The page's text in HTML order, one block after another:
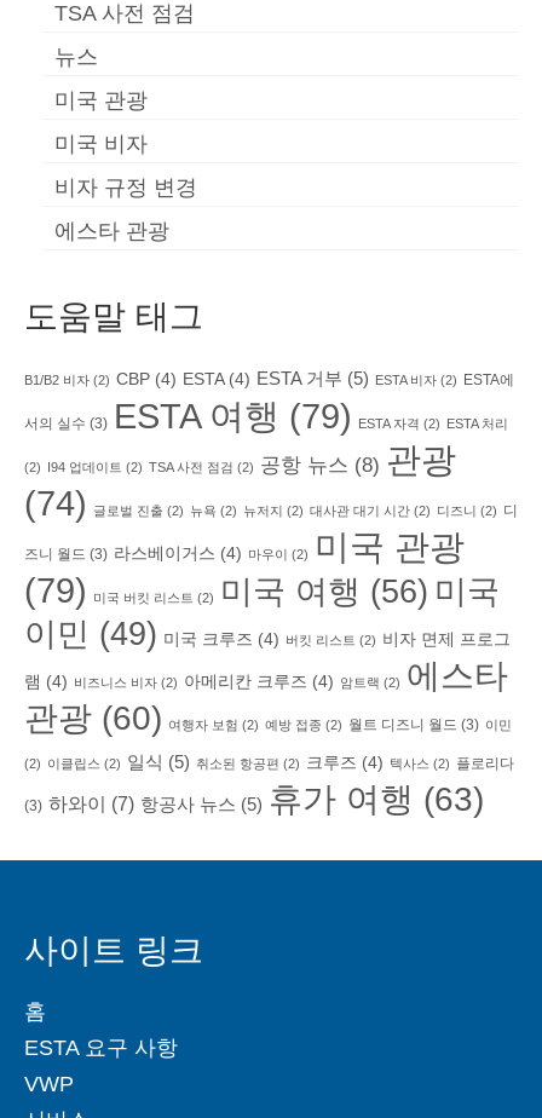
TSA 사전 점검
뉴스
미국 관광
미국 비자
비자 규정 변경
에스타 관광
도움말 태그
B1/B2 비자 (2) CBP (4) ESTA(4) ESTA 거부 (5) ESTA 비자 (2) ESTA에
서의 실수 (3) ESTA 여행 (79) ESTA 자격 (2) ESTA 처리
(2) I94 업데이트 (2) TSA 사전 점검 (2) 공항 뉴스 (8) 관광
(74)
글로벌 진출 (2) 뉴욕 (2) 뉴저지 (2) 대사관 대기 시간 (2) 디즈니 (2) 디
즈니 월드 (3) 라스베이거스 (4) 마우이 (2)
미국 관광
(79)
미국 버킷 리스트 (2) 미국 여행 (56) 미국
이민 (49) 미국 크루즈 (4) 버킷 리스트 (2) 비자 면제 프로그
램 (4) 비즈니스 비자 (2) 아메리칸 크루즈 (4) 암트랙 (2) 에스타
관광 (60) 여행자 보험 (2) 예방 접종 (2) 월트 디즈니 월드 (3) 이민
(2) 이클립스 (2) 일식 (5) 취소된 항공편 (2) 크루즈 (4) 텍사스 (2) 플로리다
(3) 하와이 (7) 항공사 뉴스 (5) 휴가 여행 (63)
사이트 링크
홈
ESTA 요구 사항
VWP